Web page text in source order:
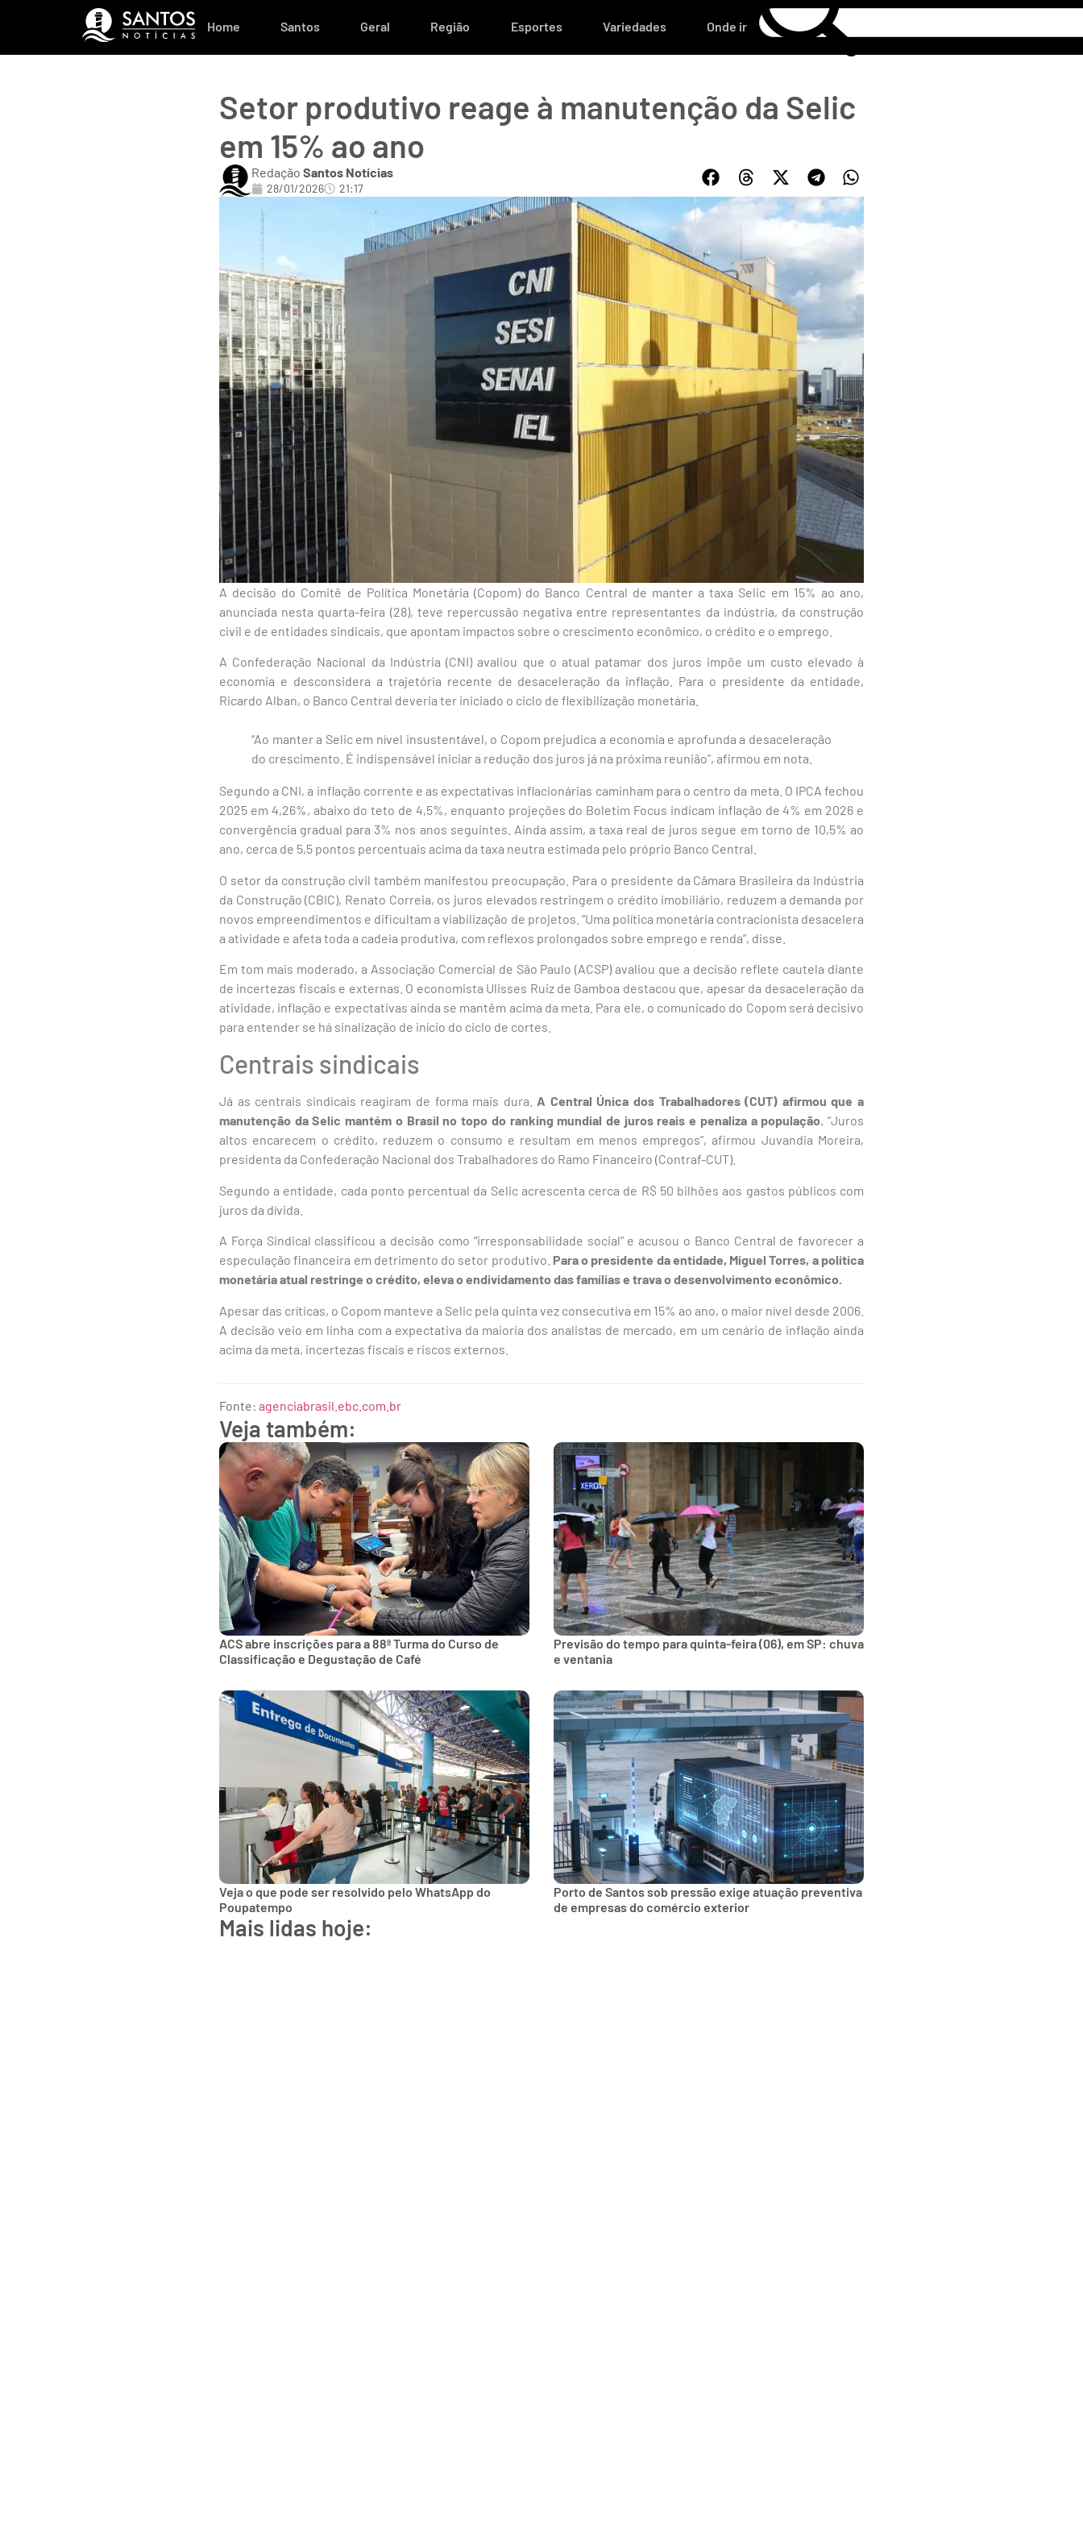
Home Santos Geral Região Esportes Variedades Onde ir
Setor produtivo reage à manutenção da Selic
em 15% ao ano
Redação Santos Notícias
28/01/2026 21:17
A decisão do Comitê de Política Monetária (Copom) do Banco Central de manter a taxa Selic em 15% ao ano,
anunciada nesta quarta-feira (28), teve repercussão negativa entre representantes da indústria, da construção
civil e de entidades sindicais, que apontam impactos sobre o crescimento econômico, o crédito e o emprego.
A Confederação Nacional da Indústria (CNI) avaliou que o atual patamar dos juros impõe um custo elevado à
economia e desconsidera a trajetória recente de desaceleração da inflação. Para o presidente da entidade,
Ricardo Alban, o Banco Central deveria ter iniciado o ciclo de flexibilização monetária.
“Ao manter a Selic em nível insustentável, o Copom prejudica a economia e aprofunda a desaceleração
do crescimento. É indispensável iniciar a redução dos juros já na próxima reunião”, afirmou em nota.
Segundo a CNI, a inflação corrente e as expectativas inflacionárias caminham para o centro da meta. O IPCA fechou
2025 em 4,26%, abaixo do teto de 4,5%, enquanto projeções do Boletim Focus indicam inflação de 4% em 2026 e
convergência gradual para 3% nos anos seguintes. Ainda assim, a taxa real de juros segue em torno de 10,5% ao
ano, cerca de 5,5 pontos percentuais acima da taxa neutra estimada pelo próprio Banco Central.
O setor da construção civil também manifestou preocupação. Para o presidente da Câmara Brasileira da Indústria
da Construção (CBIC), Renato Correia, os juros elevados restringem o crédito imobiliário, reduzem a demanda por
novos empreendimentos e dificultam a viabilização de projetos. “Uma política monetária contracionista desacelera
a atividade e afeta toda a cadeia produtiva, com reflexos prolongados sobre emprego e renda”, disse.
Em tom mais moderado, a Associação Comercial de São Paulo (ACSP) avaliou que a decisão reflete cautela diante
de incertezas fiscais e externas. O economista Ulisses Ruiz de Gamboa destacou que, apesar da desaceleração da
atividade, inflação e expectativas ainda se mantêm acima da meta. Para ele, o comunicado do Copom será decisivo
para entender se há sinalização de início do ciclo de cortes.
Centrais sindicais
Já as centrais sindicais reagiram de forma mais dura. A Central Única dos Trabalhadores (CUT) afirmou que a
manutenção da Selic mantém o Brasil no topo do ranking mundial de juros reais e penaliza a população. “Juros
altos encarecem o crédito, reduzem o consumo e resultam em menos empregos”, afirmou Juvandia Moreira,
presidenta da Confederação Nacional dos Trabalhadores do Ramo Financeiro (Contraf-CUT).
Segundo a entidade, cada ponto percentual da Selic acrescenta cerca de R$ 50 bilhões aos gastos públicos com
juros da dívida.
A Força Sindical classificou a decisão como “irresponsabilidade social” e acusou o Banco Central de favorecer a
especulação financeira em detrimento do setor produtivo. Para o presidente da entidade, Miguel Torres, a política
monetária atual restringe o crédito, eleva o endividamento das famílias e trava o desenvolvimento econômico.
Apesar das críticas, o Copom manteve a Selic pela quinta vez consecutiva em 15% ao ano, o maior nível desde 2006.
A decisão veio em linha com a expectativa da maioria dos analistas de mercado, em um cenário de inflação ainda
acima da meta, incertezas fiscais e riscos externos.
Fonte: agenciabrasil.ebc.com.br
Veja também:
ACS abre inscrições para a 88ª Turma do Curso de
Classificação e Degustação de Café
Previsão do tempo para quinta-feira (06), em SP: chuva
e ventania
Veja o que pode ser resolvido pelo WhatsApp do
Poupatempo
Porto de Santos sob pressão exige atuação preventiva
de empresas do comércio exterior
Mais lidas hoje: